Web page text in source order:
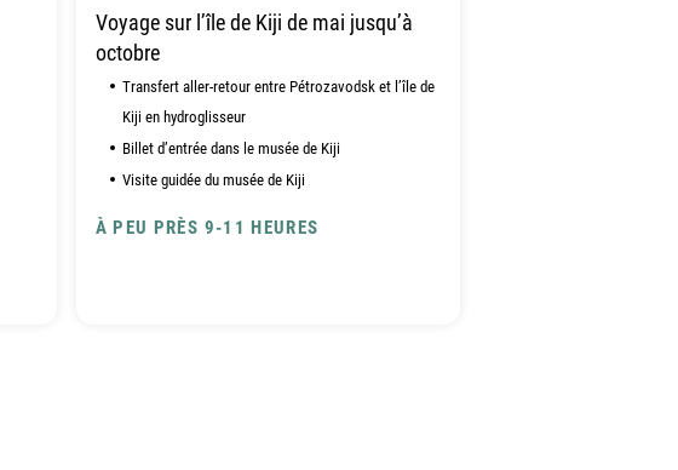
Voyage sur l’île de Kiji de mai jusqu’à
octobre
Transfert aller-retour entre Pétrozavodsk et l’île de
Kiji en hydroglisseur
Billet d’entrée dans le musée de Kiji
Visite guidée du musée de Kiji
À PEU PRÈS 9-11 HEURES